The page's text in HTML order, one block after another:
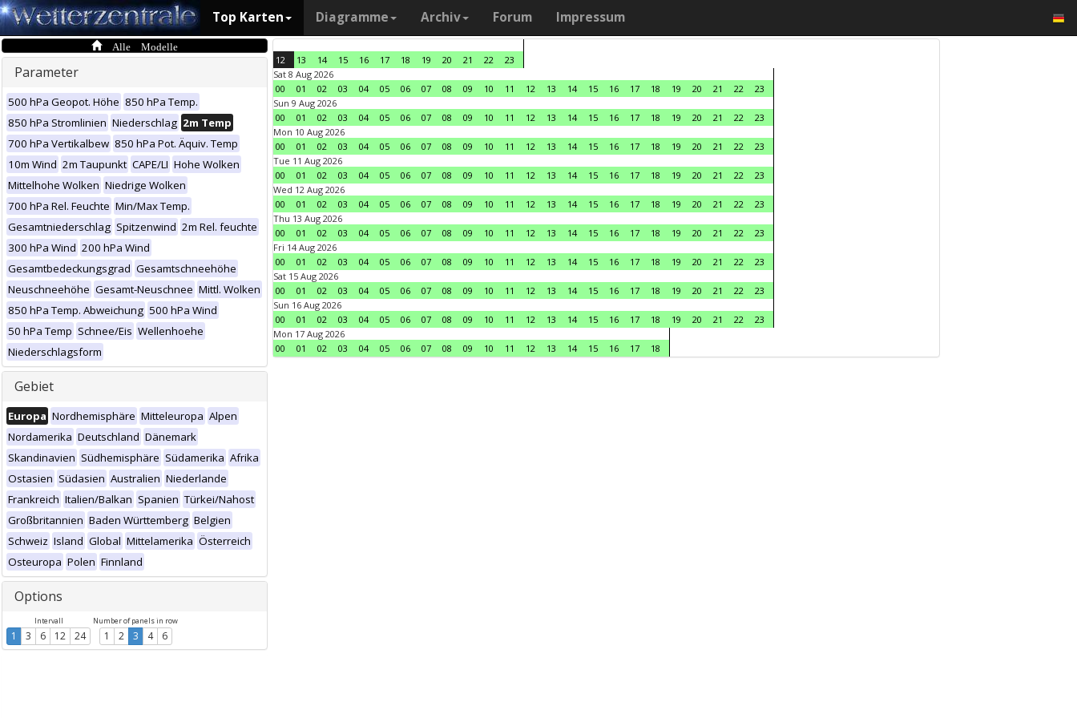
Top Karten Diagramme Archiv Forum Impressum
Alle Modelle
Parameter
500 hPa Geopot. Höhe 850 hPa Temp.
850 hPa Stromlinien Niederschlag 2m Temp
700 hPa Vertikalbew 850 hPa Pot. Äquiv. Temp
10m Wind 2m Taupunkt CAPE/LI Hohe Wolken
Mittelhohe Wolken Niedrige Wolken
700 hPa Rel. Feuchte Min/Max Temp.
Gesamtniederschlag Spitzenwind 2m Rel. feuchte
300 hPa Wind 200 hPa Wind
Gesamtbedeckungsgrad Gesamtschneehöhe
Neuschneehöhe Gesamt-Neuschnee Mittl. Wolken
850 hPa Temp. Abweichung 500 hPa Wind
50 hPa Temp Schnee/Eis Wellenhoehe
Niederschlagsform
Gebiet
Europa Nordhemisphäre Mitteleuropa Alpen
Nordamerika Deutschland Dänemark
Skandinavien Südhemisphäre Südamerika Afrika
Ostasien Südasien Australien Niederlande
Frankreich Italien/Balkan Spanien Türkei/Nahost
Großbritannien Baden Württemberg Belgien
Schweiz Island Global Mittelamerika Österreich
Osteuropa Polen Finnland
Options
Intervall
1 3 6 12 24
Number of panels in row
1 2 3 4 6
12 13 14 15 16 17 18 19 20 21 22
23
Sat 8 Aug 2026
00
01 02 03 04 05 06 07 08 09 10 11 12 13 14 15 16 17 18 19 20 21 22
23
Sun 9 Aug 2026
00
01 02 03 04 05 06 07 08 09 10 11 12 13 14 15 16 17 18 19 20 21 22
23
Mon 10 Aug 2026
00
01 02 03 04 05 06 07 08 09 10 11 12 13 14 15 16 17 18 19 20 21 22
23
Tue 11 Aug 2026
00
01 02 03 04 05 06 07 08 09 10 11 12 13 14 15 16 17 18 19 20 21 22
23
Wed 12 Aug 2026
00
01 02 03 04 05 06 07 08 09 10 11 12 13 14 15 16 17 18 19 20 21 22
23
Thu 13 Aug 2026
00
01 02 03 04 05 06 07 08 09 10 11 12 13 14 15 16 17 18 19 20 21 22
23
Fri 14 Aug 2026
00
01 02 03 04 05 06 07 08 09 10 11 12 13 14 15 16 17 18 19 20 21 22
23
Sat 15 Aug 2026
00
01 02 03 04 05 06 07 08 09 10 11 12 13 14 15 16 17 18 19 20 21 22
23
Sun 16 Aug 2026
00
01 02 03 04 05 06 07 08 09 10 11 12 13 14 15 16 17 18 19 20 21 22
23
Mon 17 Aug 2026
00
01 02 03 04 05 06 07 08 09 10 11 12 13 14 15 16 17 18